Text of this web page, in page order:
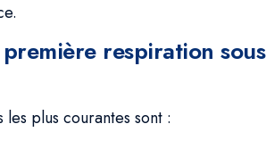
respiration sous
les plus courantes sont :